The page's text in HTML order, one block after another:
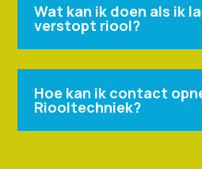
Wat kan ik doen als ik
verstopt riool?
Hoe kan ik contact
Riooltechniek?